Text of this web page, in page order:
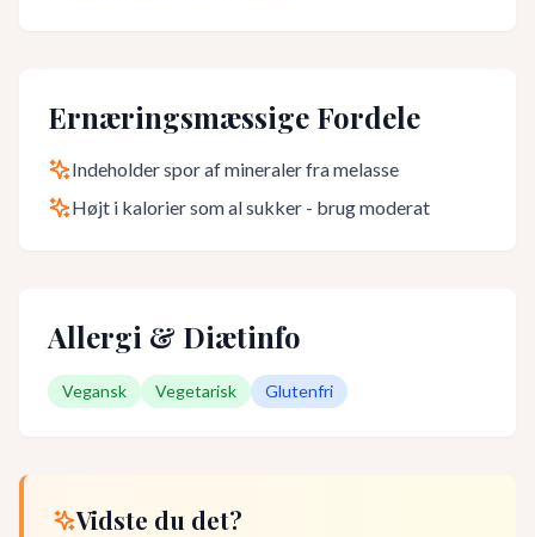
Ernæringsmæssige Fordele
Indeholder spor af mineraler fra melasse
Højt i kalorier som al sukker - brug moderat
Allergi & Diætinfo
Vegansk Vegetarisk Glutenfri
Vidste du det?